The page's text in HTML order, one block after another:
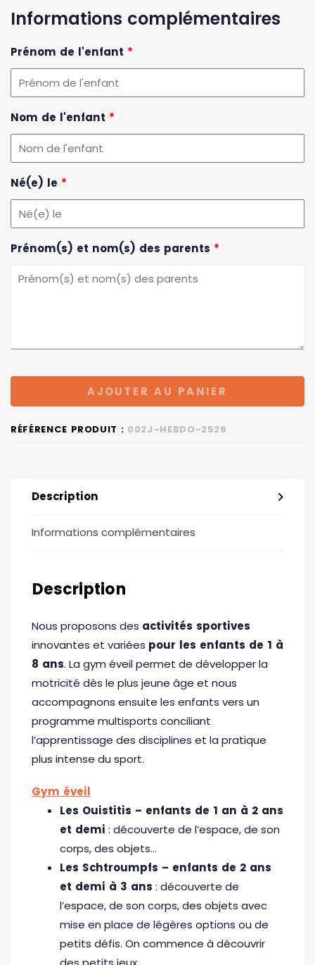
Informations complémentaires
Prénom de l'enfant *
Nom de l'enfant *
Né(e) le *
Prénom(s) et nom(s) des parents *
AJOUTER AU PANIER
RÉFÉRENCE PRODUIT : 002J-HEBDO-2526
Description
Informations complémentaires
Description
Nous proposons des activités sportives
innovantes et variées pour les enfants de 1 à
8 ans. La gym éveil permet de développer la
motricité dès le plus jeune âge et nous
accompagnons ensuite les enfants vers un
programme multisports conciliant
l’apprentissage des disciplines et la pratique
plus intense du sport.
Gym éveil
Les Ouistitis – enfants de 1 an à 2 ans
et demi : découverte de l’espace, de son
corps, des objets…
Les Schtroumpfs – enfants de 2 ans
et demi à 3 ans : découverte de
l’espace, de son corps, des objets avec
mise en place de légères options ou de
petits défis. On commence à découvrir